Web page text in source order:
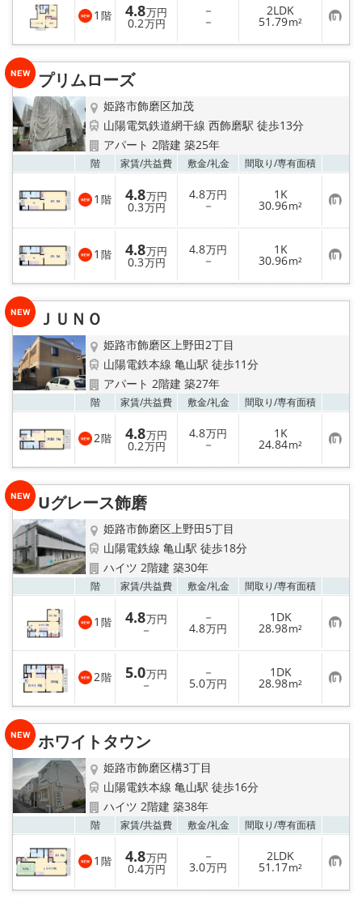
1 階 4.8万円
0.2万円
－
－
2LDK
51.79m² お
気
に
り
プリムローズ
姫路市飾磨区加茂
山陽電気鉄道網干線 西飾磨駅 徒歩13分
アパート 2階建 築25年
階 家賃/共益費 敷金/礼金 間取り/専有面積
1 階 4.8万円
0.3万円
4.8万円
－
1K
30.96m² お
気
に
入
り
登
録
1 階 4.8万円
0.3万円
4.8万円
－
1K
30.96m² お
気
に
り
ＪＵＮＯ
姫路市飾磨区上野田2丁目
山陽電鉄本線 亀山駅 徒歩11分
アパート 2階建 築27年
階 家賃/共益費 敷金/礼金 間取り/専有面積
2階 4.8万円
0.2万円
4.8万円
－
1K
24.84m² お
気
に
り
Uグレース飾磨
姫路市飾磨区上野田5丁目
山陽電鉄線 亀山駅 徒歩18分
ハイツ 2階建 築30年
階 家賃/共益費 敷金/礼金 間取り/専有面積
1 階 4.8万円
－
－
4.8万円
1DK
28.98m² お
気
に
入
り
登
録
2階 5.0万円
－
－
5.0万円
1DK
28.98m² お
気
に
り
ホワイトタウン
姫路市飾磨区構3丁目
山陽電鉄本線 亀山駅 徒歩16分
ハイツ 2階建 築38年
階 家賃/共益費 敷金/礼金 間取り/専有面積
1 階 4.8万円
0.4万円
－
3.0万円
2LDK
51.17m² お
気
に